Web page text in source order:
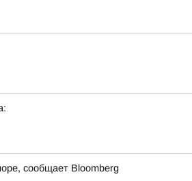
сообщает Bloomberg